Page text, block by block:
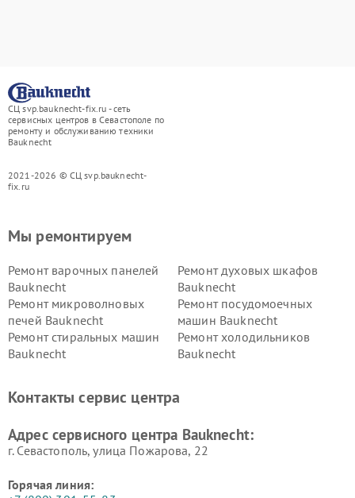
СЦ svp.bauknecht-fix.ru - сеть
сервисных центров в Севастополе по
ремонту и обслуживанию техники
Bauknecht
2021-2026 © СЦ svp.bauknecht-
fix.ru
Мы ремонтируем
Ремонт варочных панелей
Bauknecht
Ремонт духовых шкафов
Bauknecht
Ремонт микроволновых
печей Bauknecht
Ремонт посудомоечных
машин Bauknecht
Ремонт стиральных машин
Bauknecht
Ремонт холодильников
Bauknecht
Контакты сервис центра
Адрес сервисного центра Bauknecht:
г. Севастополь, улица Пожарова, 22
Горячая линия: